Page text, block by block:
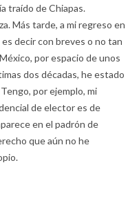
traído de Chiapas.
Más tarde, a mi regreso en
decir con breves o no tan
por espacio de unos
dos décadas, he estado
por ejemplo, mi
de elector es de
en el padrón de
que aún no he